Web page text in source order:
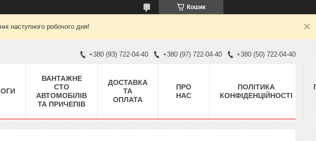
Кошик
наступного робочого дня!
+380 (93) 722-04-40 +380 (97) 722-04-40 +380 (50) 722-04-40
ВАНТАЖНЕ
СТО
АВТОМОБІЛІВ
ТА ПРИЧЕПІВ
ДОСТАВКА
ТА
ОПЛАТА
ПРО
НАС
ПОЛІТИКА
КОНФІДЕНЦІЙНОСТІ